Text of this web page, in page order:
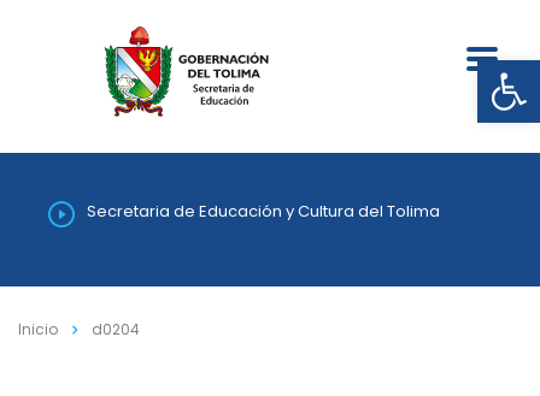
Secretaria de Educación y Cultura del Tolima
Inicio d0204